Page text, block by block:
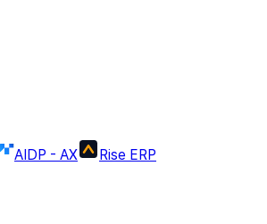
AIDP - AX Rise ERP